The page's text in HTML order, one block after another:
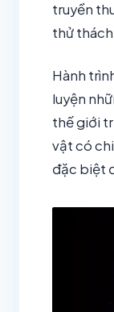
truyền
thử
Hành
luyện
thế giới
vật có
đặc biệt